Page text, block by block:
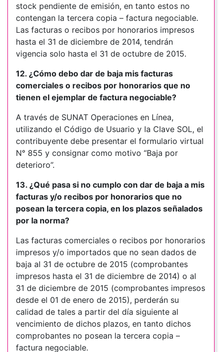
stock pendiente de emisión, en tanto estos no
contengan la tercera copia – factura negociable.
Las facturas o recibos por honorarios impresos
hasta el 31 de diciembre de 2014, tendrán
vigencia solo hasta el 31 de octubre de 2015.
12. ¿Cómo debo dar de baja mis facturas
comerciales o recibos por honorarios que no
tienen el ejemplar de factura negociable?
A través de SUNAT Operaciones en Línea,
utilizando el Código de Usuario y la Clave SOL, el
contribuyente debe presentar el formulario virtual
N° 855 y consignar como motivo “Baja por
deterioro”.
13. ¿Qué pasa si no cumplo con dar de baja a mis
facturas y/o recibos por honorarios que no
posean la tercera copia, en los plazos señalados
por la norma?
Las facturas comerciales o recibos por honorarios
impresos y/o importados que no sean dados de
baja al 31 de octubre de 2015 (comprobantes
impresos hasta el 31 de diciembre de 2014) o al
31 de diciembre de 2015 (comprobantes impresos
desde el 01 de enero de 2015), perderán su
calidad de tales a partir del día siguiente al
vencimiento de dichos plazos, en tanto dichos
comprobantes no posean la tercera copia –
factura negociable.